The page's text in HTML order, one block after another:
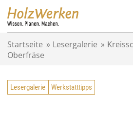
Startseite » Lesergalerie »
Oberfräse
Lesergalerie Werkstatttipps